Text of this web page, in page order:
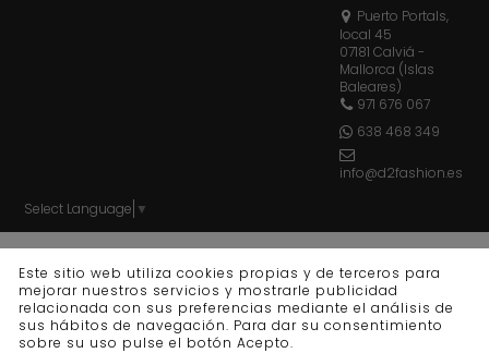
Puerto Portals,
local 45
07181 Calviá -
Mallorca (Islas
Baleares)
971 676 067
638 468 349
info@d2fashion.es
Select Language ▼
Este sitio web utiliza cookies propias y de terceros para
mejorar nuestros servicios y mostrarle publicidad
relacionada con sus preferencias mediante el análisis de
sus hábitos de navegación. Para dar su consentimiento
sobre su uso pulse el botón Acepto.
bybytefactory